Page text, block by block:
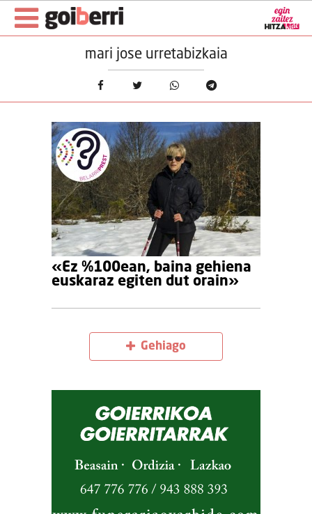
mari jose urretabizkaia
«Ez %100ean, baina gehiena
euskaraz egiten dut orain»
Gehiago